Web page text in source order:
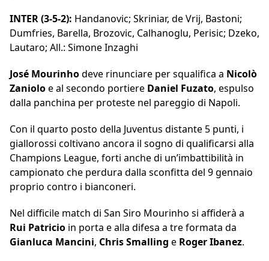
INTER (3-5-2): Handanovic; Skriniar, de Vrij, Bastoni;
Dumfries, Barella, Brozovic, Calhanoglu, Perisic; Dzeko,
Lautaro; All.: Simone Inzaghi
José Mourinhodeve rinunciare per squalifica a Nicolò
Zanioloe al secondo portiere Daniel Fuzato, espulso
dalla panchina per proteste nel pareggio di Napoli.
Con il quarto posto della Juventus distante 5 punti, i
giallorossi coltivano ancora il sogno di qualificarsi alla
Champions League, forti anche di un’imbattibilità in
campionato che perdura dalla sconfitta del 9 gennaio
proprio contro i bianconeri.
Nel difficile match di San Siro Mourinho si affiderà a
Rui Patricio in porta e alla difesa a tre formata da
Gianluca Mancini, Chris Smalling e Roger Ibanez.